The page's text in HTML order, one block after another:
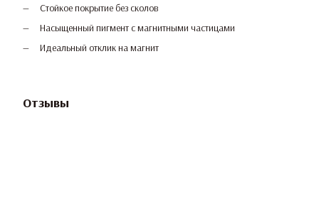
Стойкое покрытие без сколов
Насыщенный пигмент с магнитными частицами
Идеальный отклик на магнит
Отзывы